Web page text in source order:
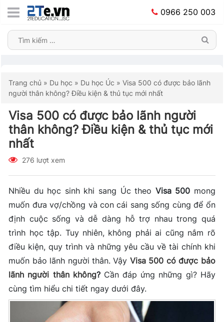
0966 250 003
Trang chủ » Du học » Du học Úc » Visa 500 có được bảo lãnh
người thân không? Điều kiện & thủ tục mới nhất
Visa 500 có được bảo lãnh người
thân không? Điều kiện & thủ tục mới
nhất
276 lượt xem
Nhiều du học sinh khi sang Úc theo Visa 500 mong
muốn đưa vợ/chồng và con cái sang sống cùng để ổn
định cuộc sống và dễ dàng hỗ trợ nhau trong quá
trình học tập. Tuy nhiên, không phải ai cũng nắm rõ
điều kiện, quy trình và những yêu cầu về tài chính khi
muốn bảo lãnh người thân. Vậy Visa 500 có được bảo
lãnh người thân không?Cần đáp ứng những gì? Hãy
cùng tìm hiểu chi tiết ngay dưới đây.